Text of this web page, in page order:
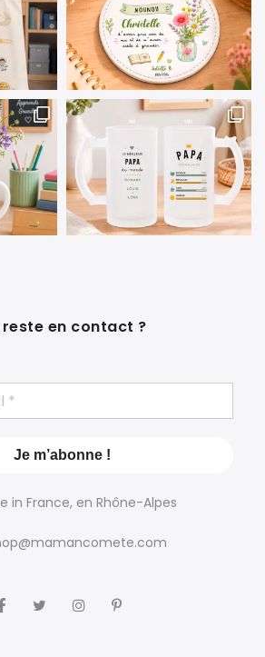
reste en contact ?
in France, en Rhône-Alpes